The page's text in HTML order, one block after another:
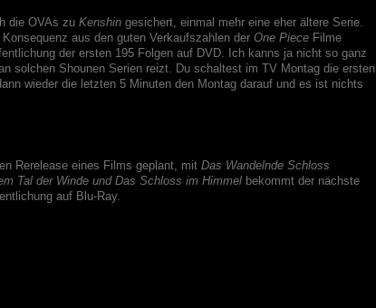
die OVAs zu Kenshin gesichert, einmal mehr eine eher ältere Serie.
aus den guten Verkaufszahlen der One Piece Filme
der ersten 195 Folgen auf DVD. Ich kanns ja nicht so ganz
solchen Shounen Serien reizt. Du schaltest im TV Montag die ersten
wieder die letzten 5 Minuten den Montag darauf und es ist nichts
Rerelease eines Films geplant, mit Das Wandelnde Schloss
Tal der Winde und Das Schloss im Himmel bekommt der nächste
auf Blu-Ray.